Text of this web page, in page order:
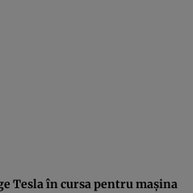
Tesla în cursa pentru maşina